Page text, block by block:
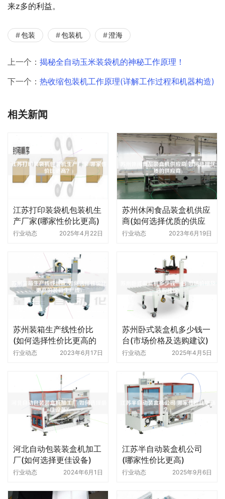
来z多的利益。
包装 包装机 澄海
上一个： 揭秘全自动玉米装袋机的神秘工作原理！
下一个： 热收缩包装机工作原理(详解工作过程和机器构造)
相关新闻
江苏打印装袋机包装机生
产厂家(哪家性价比更高)
行业动态 2025年4月22日
苏州休闲食品装盒机供应
商(如何选择优质的供应
商)
行业动态 2023年6月19日
苏州装箱生产线性价比
(如何选择性价比更高的
装箱生产线)
行业动态 2023年6月17日
苏州卧式装盒机多少钱一
台(市场价格及选购建议)
行业动态 2025年4月5日
河北自动包装装盒机加工
厂(如何选择更佳设备)
行业动态 2024年6月1日
江苏半自动装盒机公司
(哪家性价比更高)
行业动态 2025年9月6日